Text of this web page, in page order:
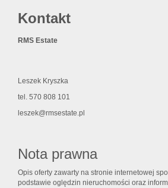
Kontakt
RMS Estate
Leszek Kryszka
tel. 570 808 101
leszek@rmsestate.pl
Nota prawna
Opis oferty zawarty na stronie internetowej
podstawie oględzin nieruchomości oraz